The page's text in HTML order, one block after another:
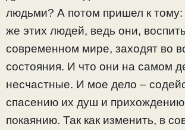
людьми? А потом пришел к тому:
же этих людей, ведь они,
современном мире, заходят во
состояния. И что они на самом
несчастные. И мое дело –
спасению их душ и
покаянию. Так как изменить, в